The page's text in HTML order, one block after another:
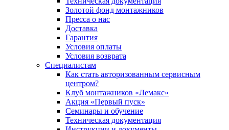
Золотой фонд монтажников
Пресса о нас
Доставка
Гарантия
Условия оплаты
Условия возврата
Специалистам
Как стать авторизованным сервисным
центром?
Клуб монтажников «Лемакс»
Акция «Первый пуск»
Семинары и обучение
Техническая документация